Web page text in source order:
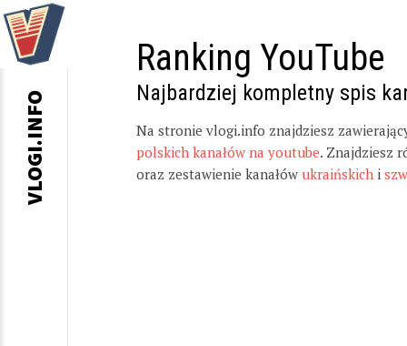
Ranking YouTube
Najbardziej kompletny spis
Na stronie vlogi.info znajdziesz
polskich kanałów na youtube. Znajdziesz
oraz zestawienie kanałów ukraińskich i
VLOGI.INFO